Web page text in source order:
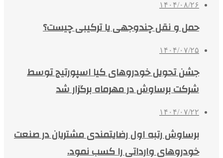
۱۴۰۴/۰۸/۲۶
حمل و نقل چندوجهی یا ترکیبی چیست؟
۱۴۰۴/۰۷/۲۵
جشن تحویل خودروهای کیا اسپورتیج توسط
شرکت برساوش در مهرماه برگزار شد
۱۴۰۴/۰۷/۲۲
برساوش رتبه اول رضایتمندی مشتریان در صنعت
خودروهای وارداتی را کسب نمود.